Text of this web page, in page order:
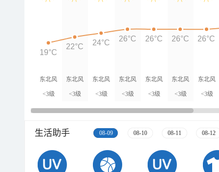
东北风
<3级
东北风
<3级
东北风
<3级
东北风
<3级
东北风
<3级
东北风
<3级
东北风
<3级
19°C
22°C 24°C 26°C 26°C 26°C 26°C
生活助手 08-09 08-10 08-11 08-12